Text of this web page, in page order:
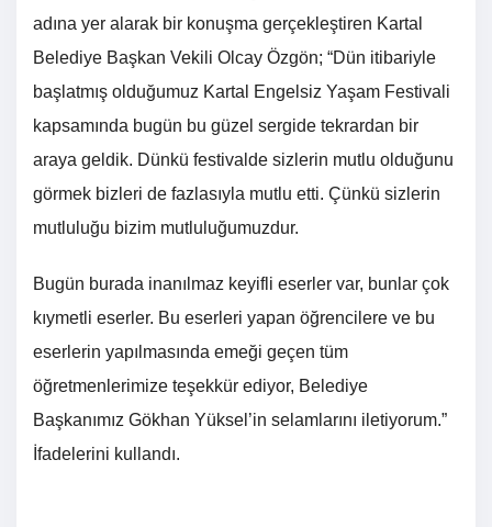
adına yer alarak bir konuşma gerçekleştiren Kartal
Belediye Başkan Vekili Olcay Özgön; “Dün itibariyle
başlatmış olduğumuz Kartal Engelsiz Yaşam Festivali
kapsamında bugün bu güzel sergide tekrardan bir
araya geldik. Dünkü festivalde sizlerin mutlu olduğunu
görmek bizleri de fazlasıyla mutlu etti. Çünkü sizlerin
mutluluğu bizim mutluluğumuzdur.
Bugün burada inanılmaz keyifli eserler var, bunlar çok
kıymetli eserler. Bu eserleri yapan öğrencilere ve bu
eserlerin yapılmasında emeği geçen tüm
öğretmenlerimize teşekkür ediyor, Belediye
Başkanımız Gökhan Yüksel’in selamlarını iletiyorum.”
İfadelerini kullandı.